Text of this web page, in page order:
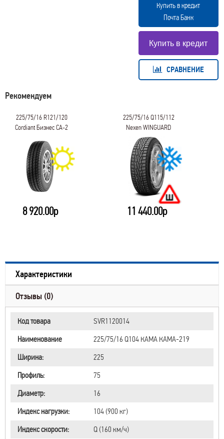
Купить в кредит
Почта Банк
СРАВНЕНИЕ
Рекомендуем
225/75/16 R121/120
Cordiant Бизнес CA-2
8 920.00р
225/75/16 Q115/112
Nexen WINGUARD
winSpike SUV
11 440.00р
Характеристики
Отзывы (0)
Код товара
SVR1120014
Наименование
225/75/16 Q104 КАМА КАМА-219
Ширина:
225
Профиль:
75
Диаметр:
16
Индекс нагрузки:
104 (900 кг)
Индекс скорости:
Q (160 км/ч)